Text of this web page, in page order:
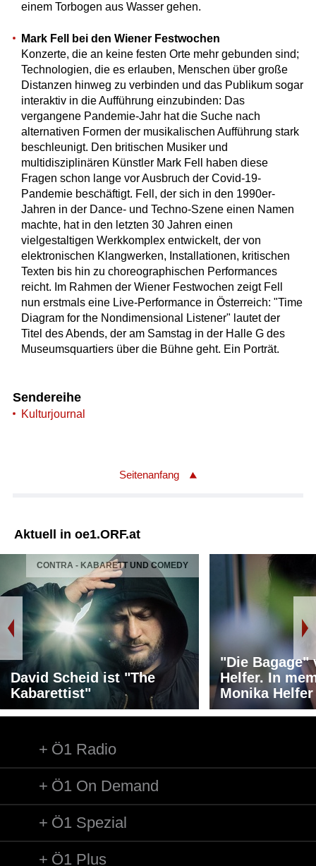
einem Torbogen aus Wasser gehen.
Mark Fell bei den Wiener Festwochen
Konzerte, die an keine festen Orte mehr gebunden sind;
Technologien, die es erlauben, Menschen über große
Distanzen hinweg zu verbinden und das Publikum sogar
interaktiv in die Aufführung einzubinden: Das
vergangene Pandemie-Jahr hat die Suche nach
alternativen Formen der musikalischen Aufführung stark
beschleunigt. Den britischen Musiker und
multidisziplinären Künstler Mark Fell haben diese
Fragen schon lange vor Ausbruch der Covid-19-
Pandemie beschäftigt. Fell, der sich in den 1990er-
Jahren in der Dance- und Techno-Szene einen Namen
machte, hat in den letzten 30 Jahren einen
vielgestaltigen Werkkomplex entwickelt, der von
elektronischen Klangwerken, Installationen, kritischen
Texten bis hin zu choreographischen Performances
reicht. Im Rahmen der Wiener Festwochen zeigt Fell
nun erstmals eine Live-Performance in Österreich: "Time
Diagram for the Nondimensional Listener" lautet der
Titel des Abends, der am Samstag in der Halle G des
Museumsquartiers über die Bühne geht. Ein Porträt.
Sendereihe
Kulturjournal
Seitenanfang
Aktuell in oe1.ORF.at
CONTRA - KABARETT UND COMEDY
David Scheid ist "The
Kabarettist"
"Die Bagage"
Helfer. In
Monika Helfer
Ö1 Radio
Ö1 On Demand
Ö1 Spezial
Ö1 Plus